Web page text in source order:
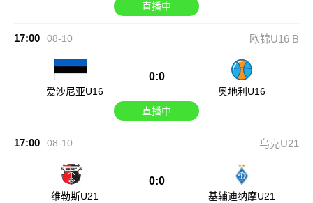
直播中
17:00 08-10 欧锦U16 B
爱沙尼亚U16
0:0
奥地利U16
直播中
17:00 08-10 乌克U21
维勒斯U21
0:0
基辅迪纳摩U21